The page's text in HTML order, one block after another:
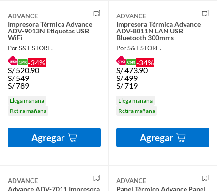
ADVANCE
Impresora Térmica Advance
ADV-9013N Etiquetas USB
WiFi
Por S&T STORE.
-34%
S/ 520.90
S/ 549
S/789
Llega mañana
Retira mañana
Agregar
ADVANCE
Impresora Térmica Advance
ADV-8011N LAN USB
Bluetooth 300mms
Por S&T STORE.
-34%
S/473.90
S/499
S/719
Llega mañana
Retira mañana
Agregar
ADVANCE
Advance ADV-7011 Impresora
ADVANCE
Papel Térmico Advance Papel